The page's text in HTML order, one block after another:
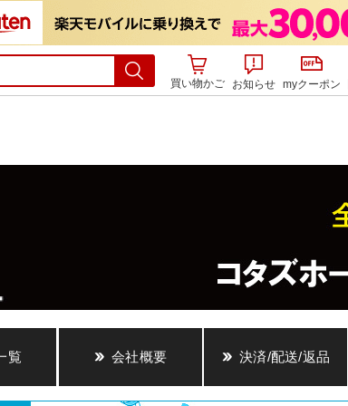
買い物かご お知らせ myクーポン